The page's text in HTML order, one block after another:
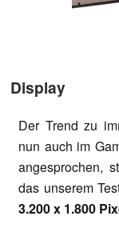
Display
Der Trend zu
nun auch im
angesprochen,
das unserem
3.200 x 1.800